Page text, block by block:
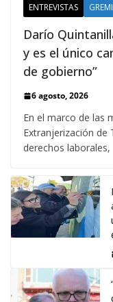
ENTREVISTAS
Darío
y es el único
de gobierno”
6 agosto, 2026
En el marco de las
Extranjerización de
derechos laborales,